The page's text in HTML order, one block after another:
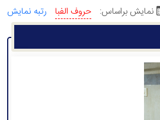
نمایش براساس: حروف الفبا رتبه نمایش